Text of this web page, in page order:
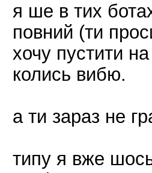
я ше в тих
повний (ти
хочу пустити
колись вибю.
а ти зараз не
типу я вже